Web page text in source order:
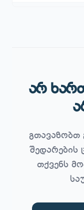
არ
გთავაზობთ
შედარების
თქვენს